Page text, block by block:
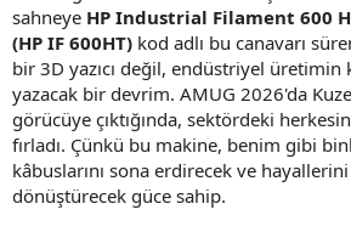
sahneye HP Industrial Filament 600
(HP IF 600HT) kod adlı bu canavarı
bir 3D yazıcı değil, endüstriyel üretimin
yazacak bir devrim. AMUG 2026'da
görücüye çıktığında, sektördeki
fırladı. Çünkü bu makine, benim gibi
kâbuslarını sona erdirecek ve
dönüştürecek güce sahip.